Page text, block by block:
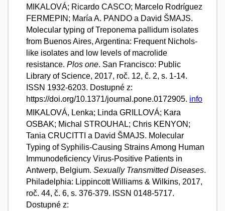
MIKALOVÁ; Ricardo CASCO; Marcelo Rodríguez
FERMEPIN; María A. PANDO a David ŠMAJS.
Molecular typing of Treponema pallidum isolates
from Buenos Aires, Argentina: Frequent Nichols-
like isolates and low levels of macrolide
resistance. Plos one. San Francisco: Public
Library of Science, 2017, roč. 12, č. 2, s. 1-14.
ISSN 1932-6203. Dostupné z:
https://doi.org/10.1371/journal.pone.0172905. info
MIKALOVÁ, Lenka; Linda GRILLOVÁ; Kara
OSBAK; Michal STROUHAL; Chris KENYON;
Tania CRUCITTI a David ŠMAJS. Molecular
Typing of Syphilis-Causing Strains Among Human
Immunodeficiency Virus-Positive Patients in
Antwerp, Belgium. Sexually Transmitted Diseases.
Philadelphia: Lippincott Williams & Wilkins, 2017,
roč. 44, č. 6, s. 376-379. ISSN 0148-5717.
Dostupné z: